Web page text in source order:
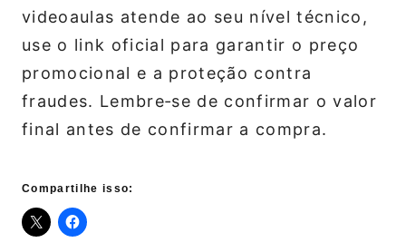
videoaulas atende ao seu nível técnico,
use o link oficial para garantir o preço
promocional e a proteção contra
fraudes. Lembre‑se de confirmar o valor
final antes de confirmar a compra.
Compartilhe isso: